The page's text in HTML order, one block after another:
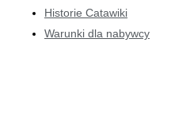
Historie Catawiki
Warunki dla nabywcy